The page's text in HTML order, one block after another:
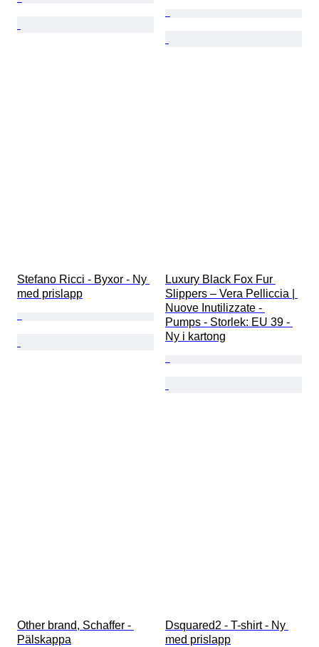
Stefano Ricci - Byxor - Ny
med prislapp
Luxury Black Fox Fur
Slippers – Vera Pelliccia |
Nuove Inutilizzate -
Pumps - Storlek: EU 39 -
Ny i kartong
Other brand, Schaffer -
Pälskappa
Dsquared2 - T-shirt - Ny
med prislapp